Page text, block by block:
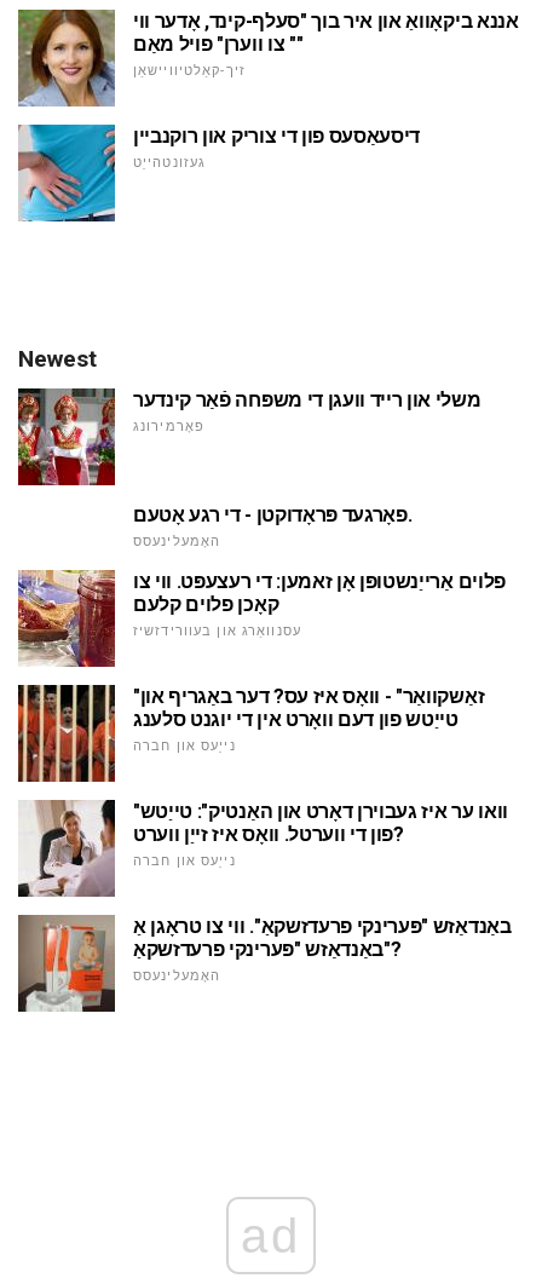
אננא ביקאָוואַ און איר בוך "סעלף-קינד, אָדער ווי
צו ווערן" פויל מאַם ""
זיך-קאַלטיוויישאַן
דיסעאַסעס פון די צוריק און רוקנביין
געזונטהייַט
Newest
משלי און רייד וועגן די משפּחה פֿאַר קינדער
פאָרמירונג
פאָרגעד פּראָדוקטן - די רגע אָטעם.
האָמעלינעסס
פלוים אַרייַנשטופּן אָן זאמען: די רעצעפּט. ווי צו
קאָכן פלוים קלעם
עסנוואַרג און בעוורידזשיז
"זאַשקוואַר" - וואָס איז עס? דער באַגריף און
טייַטש פון דעם וואָרט אין די יוגנט סלענג
נייַעס און חברה
"וואו ער איז געבוירן דאָרט און האַנטיק": טייַטש
פון די ווערטל. וואָס איז זייַן ווערט?
נייַעס און חברה
באַנדאַזש "פּערינקי פרעדזשקאַ". ווי צו טראָגן אַ
באַנדאַזש "פּערינקי פרעדזשקאַ"?
האָמעלינעסס
ad